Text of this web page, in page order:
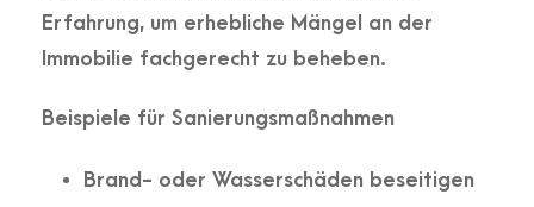
Erfahrung, um erhebliche Mängel an der
Immobilie fachgerecht zu beheben.
Beispiele für Sanierungsmaßnahmen
Brand- oder Wasserschäden beseitigen